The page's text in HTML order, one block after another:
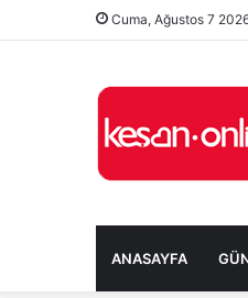
Cuma, Ağustos 7
ANASAYFA